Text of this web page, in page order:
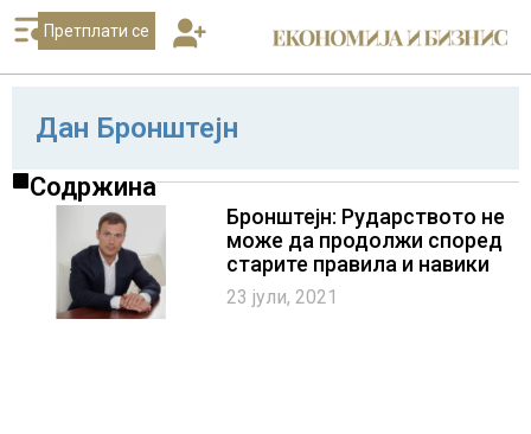
Претплати се
Дан Бронштејн
Содржина
Бронштејн: Рударството не
може да продолжи според
старите правила и навики
23 јули, 2021